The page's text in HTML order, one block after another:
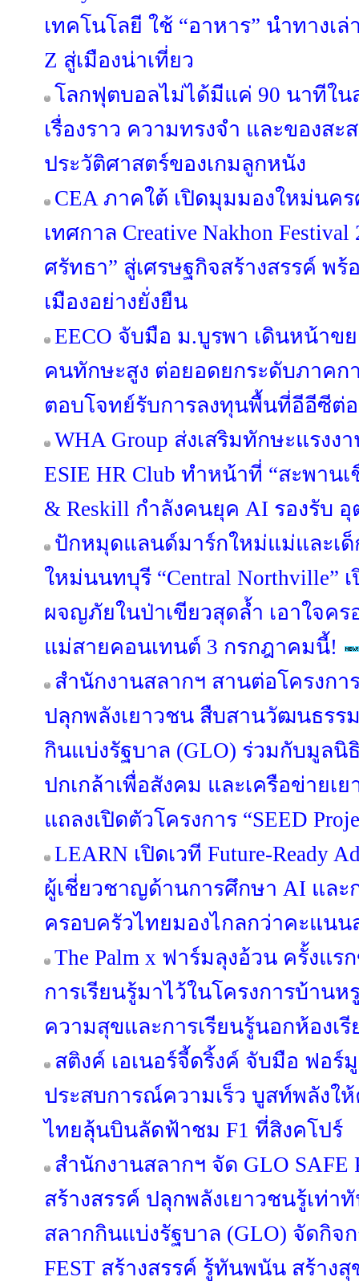
เทคโนโลยี ใช้ “อาหาร” นำทางเล่
Z สู่เมืองน่าเที่ยว
โลกฟุตบอลไม่ได้มีแค่ 90 นาทีใน
เรื่องราว ความทรงจำ และของสะ
ประวัติศาสตร์ของเกมลูกหนัง
CEA ภาคใต้ เปิดมุมมองใหม่นค
เทศกาล Creative Nakhon
ศรัทธา” สู่เศรษฐกิจสร้างสรรค์ พ
เมืองอย่างยั่งยืน
EECO จับมือ ม.บูรพา เดินหน้า
คนทักษะสูง ต่อยอดยกระดับภาคก
ตอบโจทย์รับการลงทุนพื้นที่อีอีซีต่อ
WHA Group ส่งเสริมทักษะแรง
ESIE HR Club ทำหน้าที่ “สะพาน
& Reskill กำลังคนยุค AI รองรับ
ปักหมุดแลนด์มาร์กใหม่แม่และเด็
ใหม่นนทบุรี “Central Northville”
ผจญภัยในป่าเขียวสุดล้ำ เอาใจค
แม่สายคอนเทนต์ 3 กรกฎาคมนี้!
สำนักงานสลากฯ สานต่อโครงการ
ปลุกพลังเยาวชน สืบสานวัฒนธรร
กินแบ่งรัฐบาล (GLO) ร่วมกับมูล
ปกเกล้าเพื่อสังคม และเครือข่ายเย
แถลงเปิดตัวโครงการ “SEED
LEARN เปิดเวที Future-Ready
ผู้เชี่ยวชาญด้านการศึกษา AI แล
ครอบครัวไทยมองไกลกว่าคะแนน
The Palm x ฟาร์มลุงอ้วน ครั้งแ
การเรียนรู้มาไว้ในโครงการบ้านห
ความสุขและการเรียนรู้นอกห้องเรี
สติงค์ เอเนอร์จี้ดริ้งค์ จับมือ ฟอร์
ประสบการณ์ความเร็ว บูสท์พลัง
ไทยลุ้นบินลัดฟ้าชม F1 ที่สิงคโปร์
สำนักงานสลากฯ จัด GLO SAFE
สร้างสรรค์ ปลุกพลังเยาวชนรู้เท่
สลากกินแบ่งรัฐบาล (GLO) จัดกิจก
FEST สร้างสรรค์ รู้ทันพนัน สร้าง